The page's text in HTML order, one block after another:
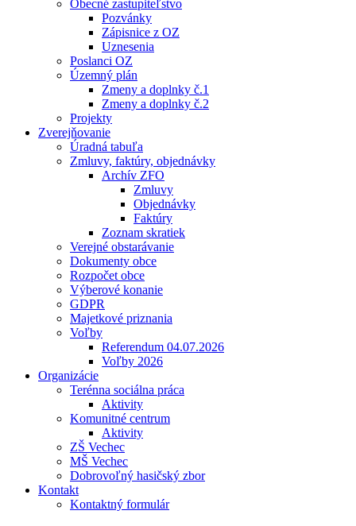
Obecné zastupiteľstvo
Pozvánky
Zápisnice z OZ
Uznesenia
Poslanci OZ
Územný plán
Zmeny a doplnky č.1
Zmeny a doplnky č.2
Projekty
Zverejňovanie
Úradná tabuľa
Zmluvy, faktúry, objednávky
Archív ZFO
Zmluvy
Objednávky
Faktúry
Zoznam skratiek
Verejné obstarávanie
Dokumenty obce
Rozpočet obce
Výberové konanie
GDPR
Majetkové priznania
Voľby
Referendum 04.07.2026
Voľby 2026
Organizácie
Terénna sociálna práca
Aktivity
Komunitné centrum
Aktivity
ZŠ Vechec
MŠ Vechec
Dobrovoľný hasičský zbor
Kontakt
Kontaktný formulár